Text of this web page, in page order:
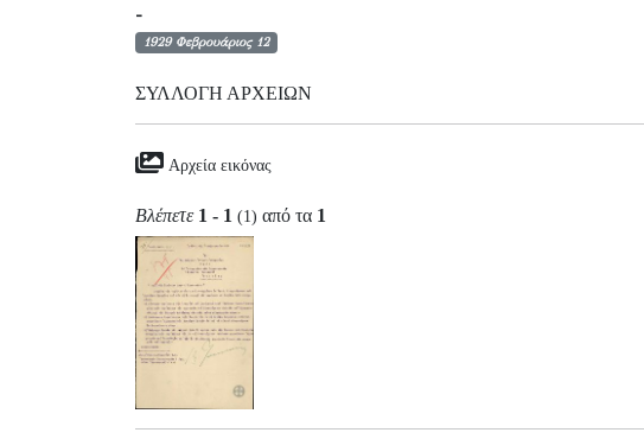
-
1929 Φεβρουάριος 12
ΣΥΛΛΟΓΉ ΑΡΧΕΊΩΝ
Αρχεία εικόνας
Βλέπετε 1 - 1 (1) από τα 1